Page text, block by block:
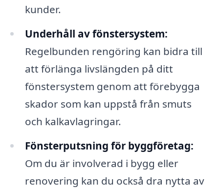
kunder.
Underhåll av fönstersystem:
Regelbunden rengöring kan bidra till
att förlänga livslängden på ditt
fönstersystem genom att förebygga
skador som kan uppstå från smuts
och kalkavlagringar.
Fönsterputsning för byggföretag:
Om du är involverad i bygg eller
renovering kan du också dra nytta av